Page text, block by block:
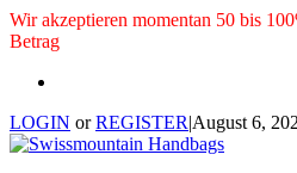
Wir akzeptieren momentan 50 bis
Betrag
LOGIN orREGISTER|August 6,